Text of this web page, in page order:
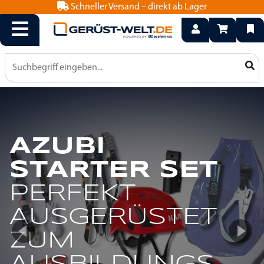
Schneller Versand – direkt ab Lager
0800 15 50 550
info@geruest-welt.de
AZUBI
STARTER SET
PERFEKT
AUSGERÜSTET
ZUM
JETZT
FRAMESCAFF
ENTDECKEN!
KOMPATIBEL
MIT LAYHER
GERÜST-
WELT.DE
DEIN
ONLINESHOP